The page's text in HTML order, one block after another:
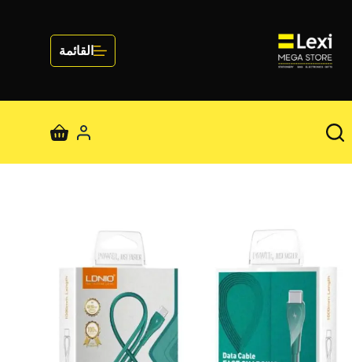
المحتوى
القائمة
عربة